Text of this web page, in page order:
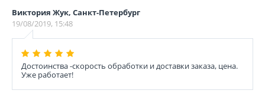
Виктория Жук, Санкт-Петербург
19/08/2019, 15:48
Достоинства -скорость обработки и доставки заказа, цена.
Уже работает!